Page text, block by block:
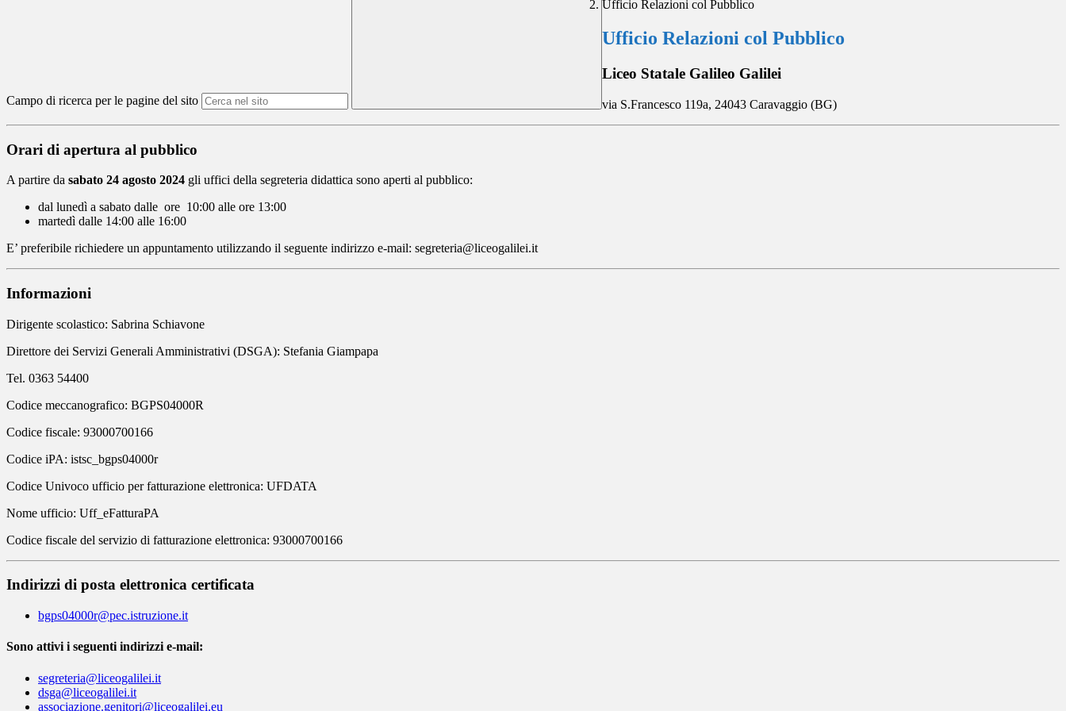
Campo di ricerca per le pagine del sito
Ufficio Relazioni col Pubblico
Ufficio Relazioni col Pubblico
Liceo Statale Galileo Galilei
via S.Francesco 119a, 24043 Caravaggio (BG)
Orari di apertura al pubblico
A partire da sabato 24 agosto 2024 gli uffici della segreteria didattica sono aperti al pubblico:
dal lunedì a sabato dalle ore 10:00 alle ore 13:00
martedì dalle 14:00 alle 16:00
E’ preferibile richiedere un appuntamento utilizzando il seguente indirizzo e-mail: segreteria@liceogalilei.it
Informazioni
Dirigente scolastico: Sabrina Schiavone
Direttore dei Servizi Generali Amministrativi (DSGA): Stefania Giampapa
Tel. 0363 54400
Codice meccanografico: BGPS04000R
Codice fiscale: 93000700166
Codice iPA: istsc_bgps04000r
Codice Univoco ufficio per fatturazione elettronica: UFDATA
Nome ufficio: Uff_eFatturaPA
Codice fiscale del servizio di fatturazione elettronica: 93000700166
Indirizzi di posta elettronica certificata
bgps04000r@pec.istruzione.it
Sono attivi i seguenti indirizzi e-mail:
segreteria@liceogalilei.it
dsga@liceogalilei.it
associazione.genitori@liceogalilei.eu